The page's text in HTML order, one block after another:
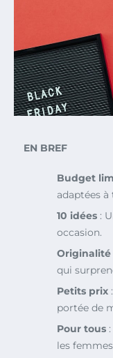
EN BREF
Budget
adaptées à
10 idées :
occasion.
Originalité
qui
Petits prix
portée de
Pour tous
les